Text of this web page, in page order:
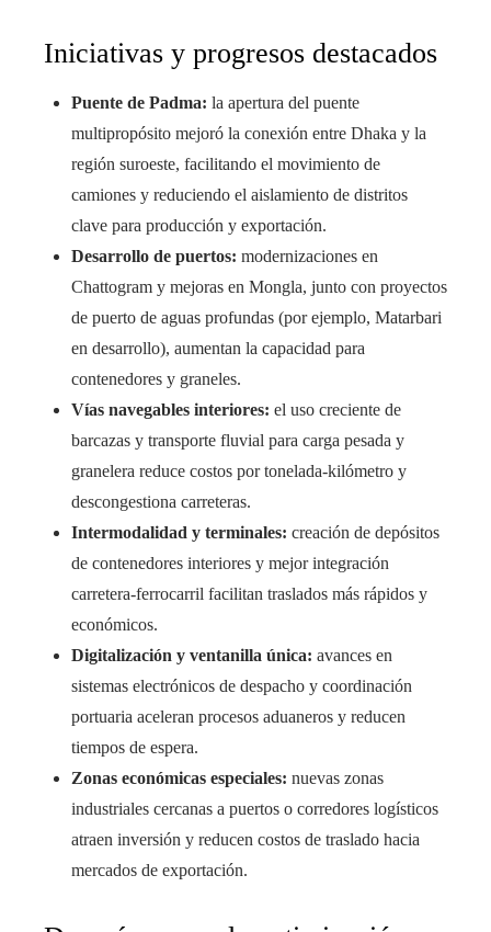
Iniciativas y progresos destacados
Puente de Padma: la apertura del puente
multipropósito mejoró la conexión entre Dhaka y la
región suroeste, facilitando el movimiento de
camiones y reduciendo el aislamiento de distritos
clave para producción y exportación.
Desarrollo de puertos: modernizaciones en
Chattogram y mejoras en Mongla, junto con proyectos
de puerto de aguas profundas (por ejemplo, Matarbari
en desarrollo), aumentan la capacidad para
contenedores y graneles.
Vías navegables interiores: el uso creciente de
barcazas y transporte fluvial para carga pesada y
granelera reduce costos por tonelada-kilómetro y
descongestiona carreteras.
Intermodalidad y terminales: creación de depósitos
de contenedores interiores y mejor integración
carretera-ferrocarril facilitan traslados más rápidos y
económicos.
Digitalización y ventanilla única: avances en
sistemas electrónicos de despacho y coordinación
portuaria aceleran procesos aduaneros y reducen
tiempos de espera.
Zonas económicas especiales: nuevas zonas
industriales cercanas a puertos o corredores logísticos
atraen inversión y reducen costos de traslado hacia
mercados de exportación.